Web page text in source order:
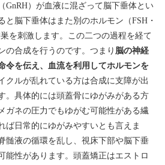
GnRH）が血液に混ざって脳下垂体とい
と脳下垂体はまた別のホルモン（FSH ・
を刺激します。この二つの過程を経て
の合成を行うのです。つまり 脳の神経
令を伝え、血流を利用してホルモンを
クルが乱れている方は合成に支障が出
。具体的には頭蓋骨にゆがみがある方
ガネの圧力でもゆがむ可能性がある繊
ば日常的にゆがみやすいとも言えま
髄液の循環を乱し、視床下部や脳下垂
能性があります。頭蓋矯正はエストロ